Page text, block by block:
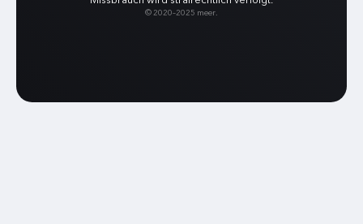
© 2020–2025 meer.